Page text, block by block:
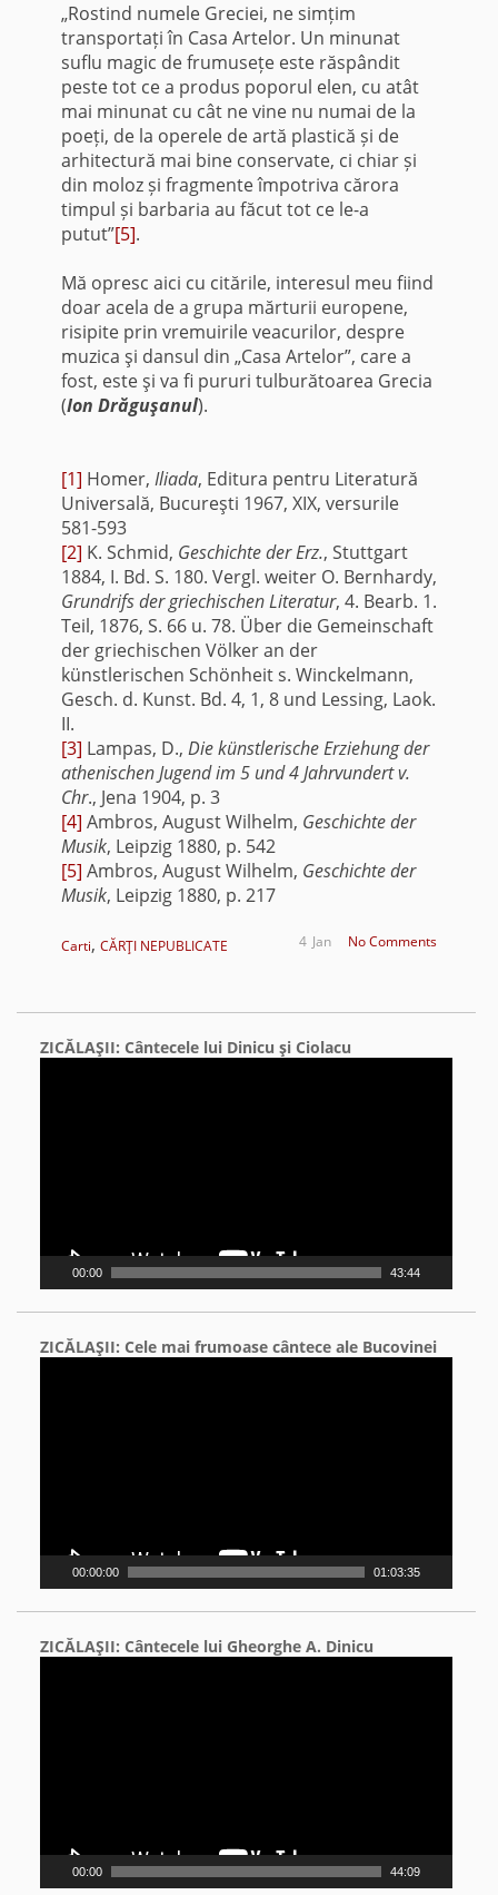
„Rostind numele Greciei, ne simțim
transportați în Casa Artelor. Un minunat
suflu magic de frumusețe este răspândit
peste tot ce a produs poporul elen, cu atât
mai minunat cu cât ne vine nu numai de la
poeți, de la operele de artă plastică și de
arhitectură mai bine conservate, ci chiar și
din moloz și fragmente împotriva cărora
timpul și barbaria au făcut tot ce le-a
putut”[5].
Mă opresc aici cu citările, interesul meu fiind
doar acela de a grupa mărturii europene,
risipite prin vremuirile veacurilor, despre
muzica şi dansul din „Casa Artelor”, care a
fost, este şi va fi pururi tulburătoarea Grecia
(Ion Drăguşanul).
[1] Homer, Iliada, Editura pentru Literatură
Universală, Bucureşti 1967, XIX, versurile
581-593
[2] K. Schmid, Geschichte der Erz., Stuttgart
1884, I. Bd. S. 180. Vergl. weiter O. Bernhardy,
Grundrifs der griechischen Literatur, 4. Bearb. 1.
Teil, 1876, S. 66 u. 78. Über die Gemeinschaft
der griechischen Völker an der
künstlerischen Schönheit s. Winckelmann,
Gesch. d. Kunst. Bd. 4, 1, 8 und Lessing, Laok.
II.
[3] Lampas, D., Die künstlerische Erziehung der
athenischen Jugend im 5 und 4 Jahrvundert v.
Chr., Jena 1904, p. 3
[4] Ambros, August Wilhelm, Geschichte der
Musik, Leipzig 1880, p. 542
[5] Ambros, August Wilhelm, Geschichte der
Musik, Leipzig 1880, p. 217
Carti, CĂRŢI NEPUBLICATE No Comments
Jan
4
ZICĂLAŞII: Cântecele lui Dinicu şi Ciolacu
00:00 43:44
ZICĂLAŞII: Cele mai frumoase cântece ale Bucovinei
00:00:00 01:03:35
ZICĂLAŞII: Cântecele lui Gheorghe A. Dinicu
00:00 44:09